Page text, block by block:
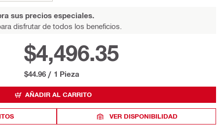
sus precios especiales.
disfrutar de todos los beneficios.
$4,496.35
$44.96 / 1 Pieza
AÑADIR AL CARRITO
VER DISPONIBILIDAD